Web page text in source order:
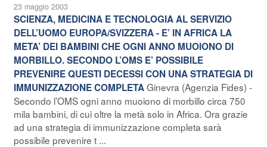
23 maggio 2003
SCIENZA, MEDICINA E TECNOLOGIA AL SERVIZIO
DELL’UOMO EUROPA/SVIZZERA - E’ IN AFRICA LA
META’ DEI BAMBINI CHE OGNI ANNO MUOIONO DI
MORBILLO. SECONDO L’OMS E’ POSSIBILE
PREVENIRE QUESTI DECESSI CON UNA STRATEGIA DI
IMMUNIZZAZIONE COMPLETAGinevra (Agenzia Fides) -
Secondo l’OMS ogni anno muoiono di morbillo circa 750
mila bambini, di cui oltre la metà solo in Africa. Ora grazie
ad una strategia di immunizzazione completa sarà
possibile prevenire t ...